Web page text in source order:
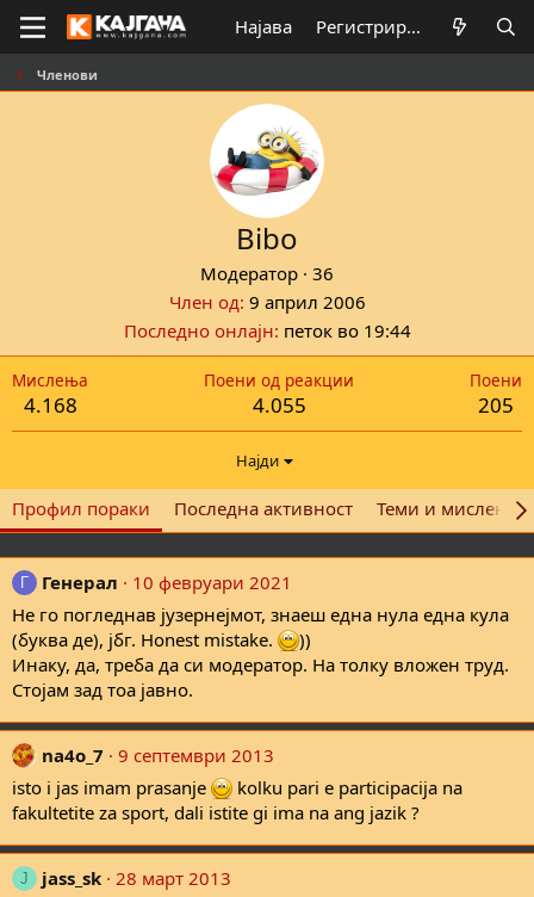
Најава Регистрирај се
Членови
Bibo
Модератор · 36
Член од 9 април 2006
Последно онлајн петок во 19:44
Мислења
4.168
Поени од реакции
4.055
Поени
205
Најди
Профил пораки Последна активност Теми и мислења
Г Генерал
10 февруари 2021
Не го погледнав јузернејмот, знаеш една нула една кула
(буква де), јбг. Honest mistake.
))
Инаку, да, треба да си модератор. На толку вложен труд.
Стојам зад тоа јавно.
na4o_7
9 септември 2013
isto i jas imam prasanje
kolku pari e participacija na
fakultetite za sport, dali istite gi ima na ang jazik ?
J jass_sk 28 март 2013